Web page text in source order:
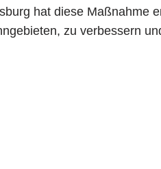
hat diese Maßnahme
zu verbessern